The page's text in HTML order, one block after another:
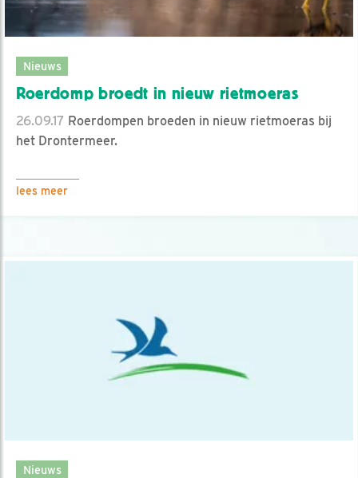
Nieuws
Roerdomp broedt in nieuw rietmoeras
26.09.17 Roerdompen broeden in nieuw rietmoeras bij
het Drontermeer.
lees meer
Nieuws